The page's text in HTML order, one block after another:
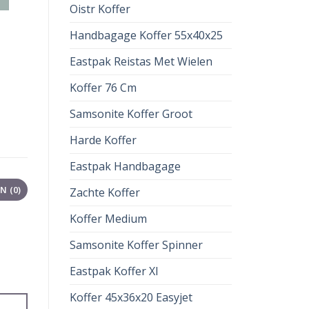
Oistr Koffer
Handbagage Koffer 55x40x25
Eastpak Reistas Met Wielen
Koffer 76 Cm
Samsonite Koffer Groot
Harde Koffer
Eastpak Handbagage
Zachte Koffer
Koffer Medium
Samsonite Koffer Spinner
Eastpak Koffer Xl
Koffer 45x36x20 Easyjet
(0)